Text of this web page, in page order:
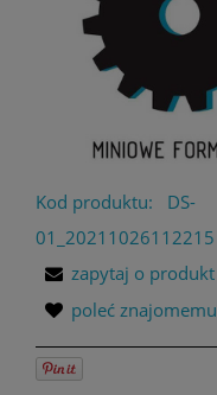
Kod produktu:
DS-
01_20211026112215
zapytaj o produkt
poleć znajomemu